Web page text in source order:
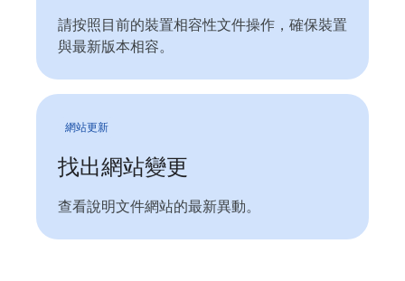
請按照目前的裝置相容性文件操作，確保裝置
與最新版本相容。
網站更新
找出網站變更
查看說明文件網站的最新異動。